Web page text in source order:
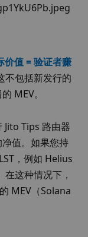
值 = 验证者赚
不包括新发行的
MEV。
Jito Tips 路由器
值。如果您持
，例如 Helius
这种情况下，
MEV（Solana